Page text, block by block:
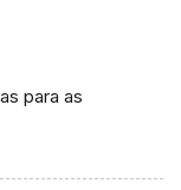
para as